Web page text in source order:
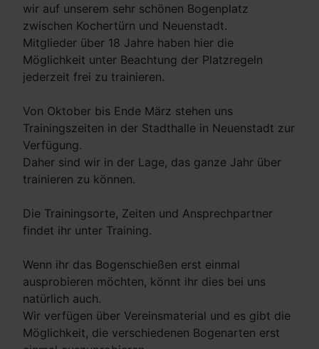
wir auf unserem sehr schönen Bogenplatz
zwischen Kochertürn und Neuenstadt.
Mitglieder über 18 Jahre haben hier die
Möglichkeit unter Beachtung der Platzregeln
jederzeit frei zu trainieren.
Von Oktober bis Ende März stehen uns
Trainingszeiten in der Stadthalle in Neuenstadt zur
Verfügung.
Daher sind wir in der Lage, das ganze Jahr über
trainieren zu können.
Die Trainingsorte, Zeiten und Ansprechpartner
findet ihr unter Training.
Wenn ihr das Bogenschießen erst einmal
ausprobieren möchten, könnt ihr dies bei uns
natürlich auch.
Wir verfügen über Vereinsmaterial und es gibt die
Möglichkeit, die verschiedenen Bogenarten erst